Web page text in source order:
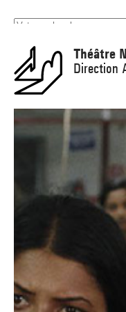
Théâtre
Direction